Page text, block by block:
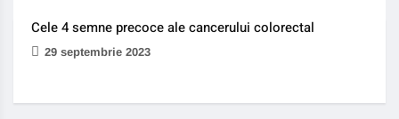
Cele 4 semne precoce ale cancerului colorectal
29 septembrie 2023